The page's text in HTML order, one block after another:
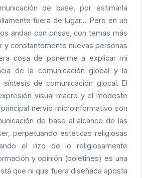
de base, por estimarla
fuera de lugar… Pero en un
andan con prisas, con temas más
y constantemente nuevas personas
cosa de ponerme a explicar mi
de la comunicación global y la
de comunicación glocal. El
visual macro y el modesto
nervio microinformativo son
de base al alcance de las
perpetuando estéticas religiosas
el rizo de lo religiosamente
y opinión (boletines) es una
que ni que fuera diseñada aposta